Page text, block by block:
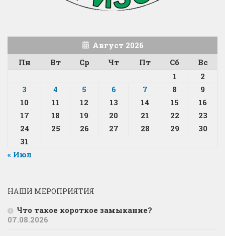
Август 2026
Пн
Вт Ср Чт Пт Сб
Вс
1
2
3
4 5 6 7 8
9
10
11 12 13 14 15
16
17
18 19 20 21 22
23
24
25 26 27 28 29
30
31
« Июл
НАШИ МЕРОПРИЯТИЯ
Что такое короткое замыкание?
07.08.2026